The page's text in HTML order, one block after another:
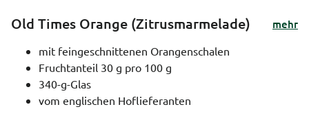
Old Times Orange (Zitrusmarmelade)
mehr
mit feingeschnittenen Orangenschalen
Fruchtanteil 30 g pro 100 g
340-g-Glas
vom englischen Hoflieferanten